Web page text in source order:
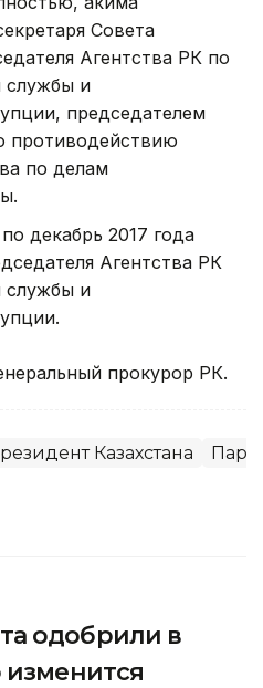
Совета
Агентства РК по
службы и
председателем
противодействию
по делам
декабрь 2017 года
Агентства РК
службы и
прокурор РК.
Казахстана
одобрили в
изменится